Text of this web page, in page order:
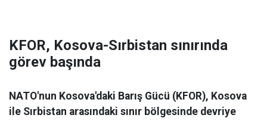
KFOR, Kosova-Sırbistan sınırında
görev başında
NATO'nun Kosova'daki Barış Gücü (KFOR), Kosova
ile Sırbistan arasındaki sınır bölgesinde devriye